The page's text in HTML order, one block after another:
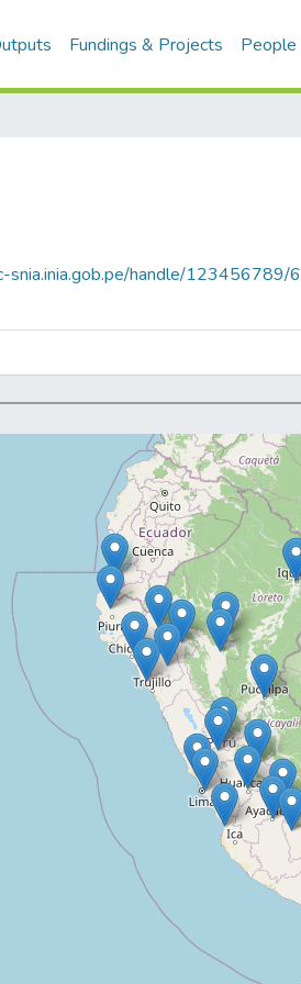
Fundings & Projects People
snia.inia.gob.pe/handle/123456789/6